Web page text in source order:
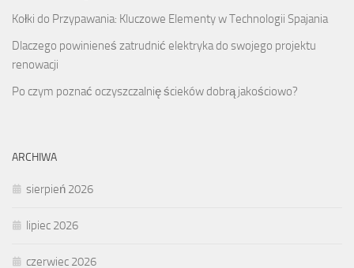
Kołki do Przypawania: Kluczowe Elementy w Technologii Spajania
Dlaczego powinieneś zatrudnić elektryka do swojego projektu
renowacji
Po czym poznać oczyszczalnię ścieków dobrą jakościowo?
ARCHIWA
sierpień 2026
lipiec 2026
czerwiec 2026